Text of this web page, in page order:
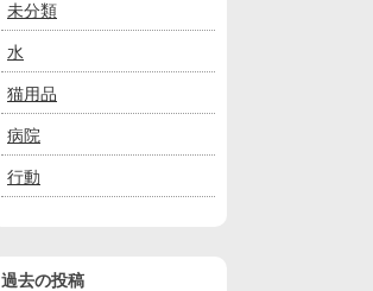
未分類
水
猫用品
病院
行動
過去の投稿